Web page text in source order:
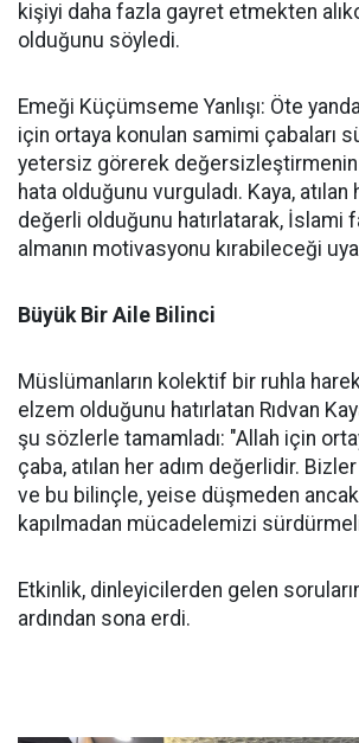
kişiyi daha fazla gayret etmekten
olduğunu söyledi.
Emeği Küçümseme Yanlışı: Öte
için ortaya konulan samimi çabaları
yetersiz görerek
hata olduğunu vurguladı. Kaya, atılan
değerli olduğunu hatırlatarak, İslami
almanın motivasyonu kırabileceği
Büyük Bir Aile Bilinci
Müslümanların kolektif bir ruhla
elzem olduğunu hatırlatan Rıdvan
şu sözlerle tamamladı: "Allah için
çaba, atılan her adım değerlidir.
ve bu bilinçle, yeise düşmeden
kapılmadan mücadelemizi
Etkinlik, dinleyicilerden gelen soruların
ardından sona erdi.